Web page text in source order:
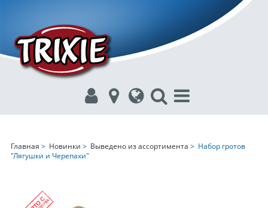
Главная > Новинки > Выведено из ассортимента > Набор гротов
"Лягушки и Черепахи"